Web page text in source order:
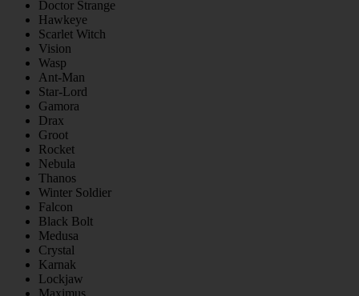
Doctor Strange
Hawkeye
Scarlet Witch
Vision
Wasp
Ant-Man
Star-Lord
Gamora
Drax
Groot
Rocket
Nebula
Thanos
Winter Soldier
Falcon
Black Bolt
Medusa
Crystal
Karnak
Lockjaw
Maximus